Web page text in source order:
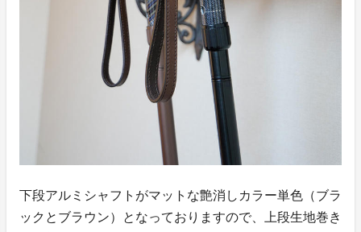
下段アルミシャフトがマットな艶消しカラー単色（ブラ
ックとブラウン）となっておりますので、上段生地巻き